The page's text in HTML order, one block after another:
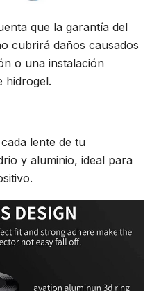
que la garantía del
cubrirá daños causados
o una instalación
hidrogel.
lente de tu
y aluminio, ideal para